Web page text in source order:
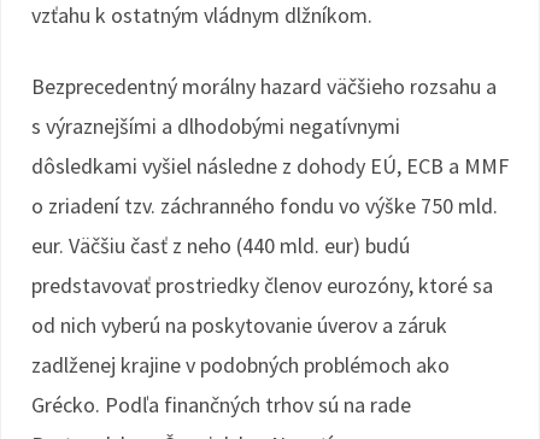
vzťahu k ostatným vládnym dlžníkom.
Bezprecedentný morálny hazard väčšieho rozsahu a
s výraznejšími a dlhodobými negatívnymi
dôsledkami vyšiel následne z dohody EÚ, ECB a MMF
o zriadení tzv. záchranného fondu vo výške 750 mld.
eur. Väčšiu časť z neho (440 mld. eur) budú
predstavovať prostriedky členov eurozóny, ktoré sa
od nich vyberú na poskytovanie úverov a záruk
zadlženej krajine v podobných problémoch ako
Grécko. Podľa finančných trhov sú na rade